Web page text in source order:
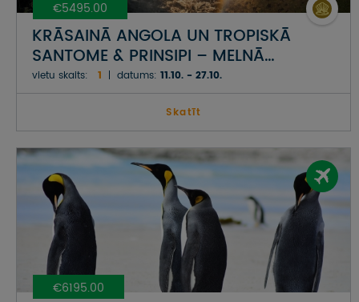
€5495.00
KRĀSAINĀ ANGOLA UN TROPISKĀ
SANTOME & PRINSIPI – MELNĀ
KONTINENTA DABAS PASTKARTES UN
ĀFRIKAS GALAPAGU SALAS
vietu skaits: 1 datums: 11.10. - 27.10.
Skatīt
€6195.00